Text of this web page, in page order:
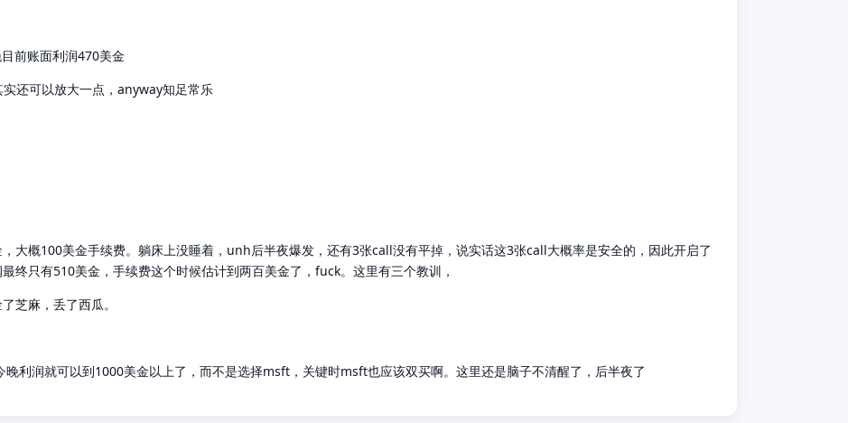
前账面利润470美金
还可以放大一点，anyway知足常乐
大概100美金手续费。躺床上没睡着，unh后半夜爆发，还有3张call没有平掉，说实话这3张call大概率是安全的，因此开启了
终只有510美金，手续费这个时候估计到两百美金了，fuck。这里有三个教训，
芝麻，丢了西瓜。
利润就可以到1000美金以上了，而不是选择msft，关键时msft也应该双买啊。这里还是脑子不清醒了，后半夜了